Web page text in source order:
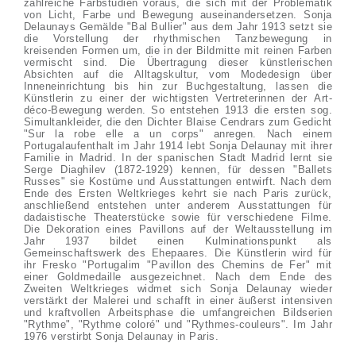
zahlreiche Farbstudien voraus, die sich mit der Problematik
von Licht, Farbe und Bewegung auseinandersetzen. Sonja
Delaunays Gemälde "Bal Bullier" aus dem Jahr 1913 setzt sie
die Vorstellung der rhythmischen Tanzbewegung in
kreisenden Formen um, die in der Bildmitte mit reinen Farben
vermischt sind. Die Übertragung dieser künstlerischen
Absichten auf die Alltagskultur, vom Modedesign über
Inneneinrichtung bis hin zur Buchgestaltung, lassen die
Künstlerin zu einer der wichtigsten Vertreterinnen der Art-
déco-Bewegung werden. So entstehen 1913 die ersten sog.
Simultankleider, die den Dichter Blaise Cendrars zum Gedicht
"Sur la robe elle a un corps" anregen. Nach einem
Portugalaufenthalt im Jahr 1914 lebt Sonja Delaunay mit ihrer
Familie in Madrid. In der spanischen Stadt Madrid lernt sie
Serge Diaghilev (1872-1929) kennen, für dessen "Ballets
Russes" sie Kostüme und Ausstattungen entwirft. Nach dem
Ende des Ersten Weltkrieges kehrt sie nach Paris zurück,
anschließend entstehen unter anderem Ausstattungen für
dadaistische Theaterstücke sowie für verschiedene Filme.
Die Dekoration eines Pavillons auf der Weltausstellung im
Jahr 1937 bildet einen Kulminationspunkt als
Gemeinschaftswerk des Ehepaares. Die Künstlerin wird für
ihr Fresko "Portugalim "Pavillon des Chemins de Fer" mit
einer Goldmedaille ausgezeichnet. Nach dem Ende des
Zweiten Weltkrieges widmet sich Sonja Delaunay wieder
verstärkt der Malerei und schafft in einer äußerst intensiven
und kraftvollen Arbeitsphase die umfangreichen Bildserien
"Rythme", "Rythme coloré" und "Rythmes-couleurs". Im Jahr
1976 verstirbt Sonja Delaunay in Paris.